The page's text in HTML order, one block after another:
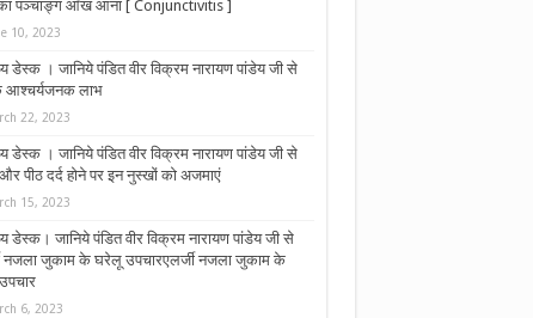
पञ्चाङ्ग आँख आना [ Conjunctivitis ]
10, 2023
डेस्क । जानिये पंडित वीर विक्रम नारायण पांडेय जी से
आश्चर्यजनक लाभ
22, 2023
डेस्क । जानिये पंडित वीर विक्रम नारायण पांडेय जी से
पीठ दर्द होने पर इन नुस्‍खों को अजमाएं
15, 2023
डेस्क। जानिये पंडित वीर विक्रम नारायण पांडेय जी से
नजला जुकाम के घरेलू उपचारएलर्जी नजला जुकाम के
6, 2023